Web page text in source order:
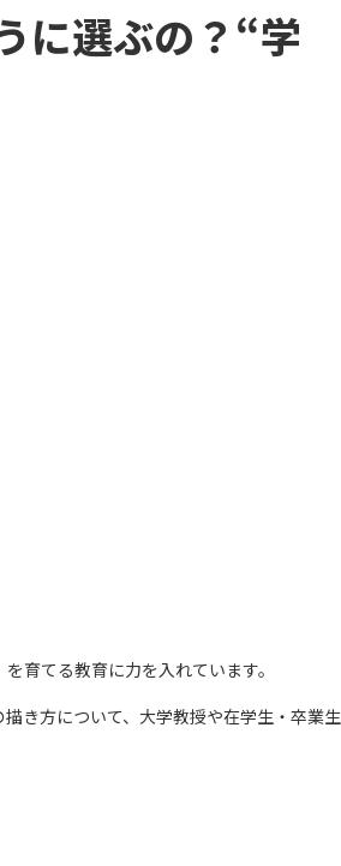
に選ぶの？“学
を育てる教育に力を入れています。
き方について、大学教授や在学生・卒業生